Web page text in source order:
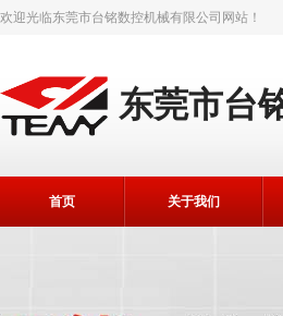
欢迎光临东莞市台铭数控机械有限公司 网站！
东莞市台
首页 关于我们